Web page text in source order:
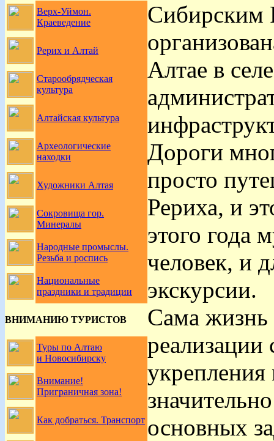
Верх-Уймон.
Краеведение
Рерих и Алтай
Старообрядческая
культура
Алтайская культура
Археологические
находки
Художники Алтая
Сокровища гор.
Минералы
Народные промыслы.
Резьба и роспись
Национальные
праздники и традиции
ВНИМАНИЮ ТУРИСТОВ
Туры по Алтаю
и Новосибирску
Внимание!
Приграничная зона!
Как добраться. Транспорт
Сибирским
Алтае в
Дороги
просто
Рериха, и
этого года
человек, и
экскурсии.
Сама жизнь
реализации
укрепления
основных